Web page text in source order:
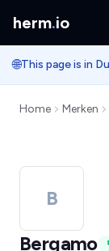
herm.io
🌐
Home Merken
B
Bergamo